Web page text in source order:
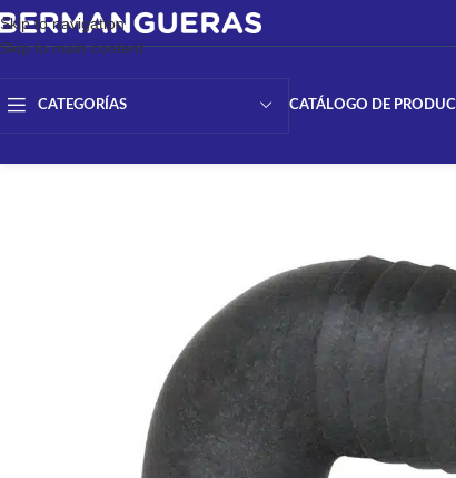
Skip to navigation
Skip to main content
CATEGORÍAS CATÁLOGO DE